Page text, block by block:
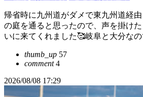
帰省時に九州道がダメで東九州道経
の庭を通ると思ったので、声を掛け
いに来てくれました🥰岐阜と大分な
thumb_up 57
comment4
2026/08/08 17:29